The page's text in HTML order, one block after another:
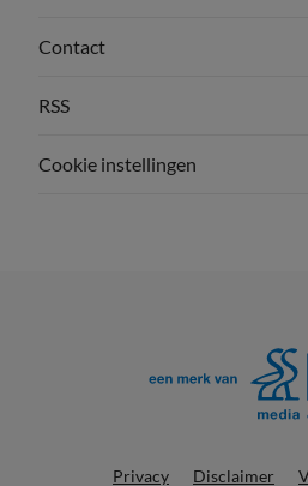
Contact
RSS
Cookie instellingen
Privacy Disclaimer